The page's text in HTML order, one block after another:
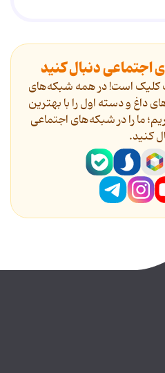
اجتماعی دنبال کنید
کلیک است! در همه شبکه‌های
داغ و دسته اول را با بهترین
ما را در شبکه‌های اجتماعی
کنید.